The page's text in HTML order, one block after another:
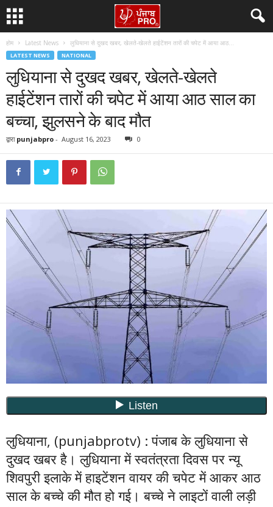
होम Latest News लुधियाना से दुखद खबर, खेलते-खेलते हाईटेंशन तारों की चपेट में आया आठ...
LATEST NEWS NATIONAL
लुधियाना से दुखद खबर, खेलते-खेलते
हाईटेंशन तारों की चपेट में आया आठ साल का
बच्चा, झुलसने के बाद मौत
द्वारा punjabpro - August 16, 2023 0
लुधियाना, (punjabprotv) : पंजाब के लुधियाना से
दुखद खबर है। लुधियाना में स्वतंत्रता दिवस पर न्यू
शिवपुरी इलाके में हाइटेंशन वायर की चपेट में आकर आठ
साल के बच्चे की मौत हो गई। बच्चे ने लाइटों वाली लड़ी